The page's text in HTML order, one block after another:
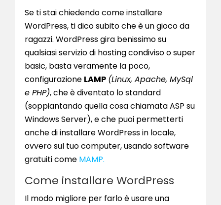
Se ti stai chiedendo come installare
WordPress, ti dico subito che è un gioco da
ragazzi. WordPress gira benissimo su
qualsiasi servizio di hosting condiviso o super
basic, basta veramente la poco,
configurazione LAMP (Linux, Apache, MySql
e PHP), che è diventato lo standard
(soppiantando quella cosa chiamata ASP su
Windows Server), e che puoi permetterti
anche di installare WordPress in locale,
ovvero sul tuo computer, usando software
gratuiti come MAMP.
Come installare WordPress
Il modo migliore per farlo è usare una